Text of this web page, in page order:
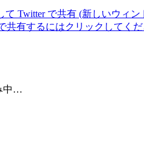
て Twitter で共有 (新しいウィ
共有するにはクリックしてく
中…